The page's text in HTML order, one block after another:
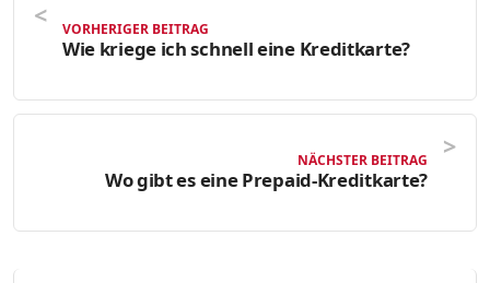
VORHERIGER BEITRAG
Wie kriege ich schnell eine Kreditkarte?
NÄCHSTER BEITRAG
Wo gibt es eine Prepaid-Kreditkarte?